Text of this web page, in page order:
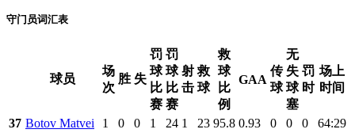
守门员词汇表
球员
场
次
胜 失
罚
球
比
赛
罚
球
比
赛
射
击
救
球
救
球
比
例
GAA
传
球
无
失
球
塞
罚
时
场上
时间
37 Botov Matvei 1 0 0 1 24 1 23 95.8 0.93 0 0 0
64:29